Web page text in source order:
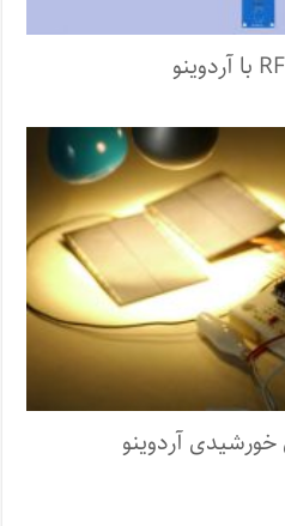
خورشیدی آردوینو